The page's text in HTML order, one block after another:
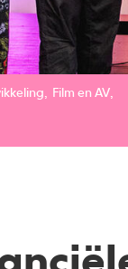
Film en AV